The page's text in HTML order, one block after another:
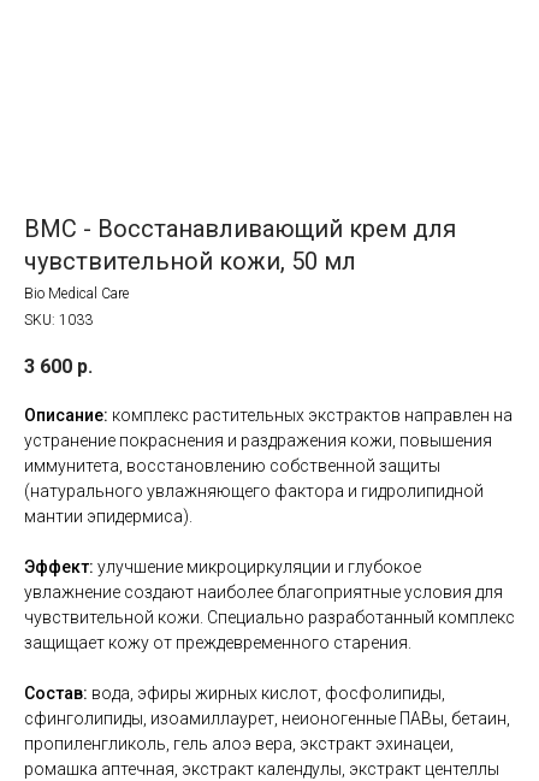
BMC - Восстанавливающий крем для
чувствительной кожи, 50 мл
Bio Medical Care
SKU: 1033
3 600 р.
Описание: комплекс растительных экстрактов направлен на
устранение покраснения и раздражения кожи, повышения
иммунитета, восстановлению собственной защиты
(натурального увлажняющего фактора и гидролипидной
мантии эпидермиса).
Эффект: улучшение микроциркуляции и глубокое
увлажнение создают наиболее благоприятные условия для
чувствительной кожи. Специально разработанный комплекс
защищает кожу от преждевременного старения.
Состав: вода, эфиры жирных кислот, фосфолипиды,
сфинголипиды, изоамиллаурет, неионогенные ПАВы, бетаин,
пропиленгликоль, гель алоэ вера, экстракт эхинацеи,
ромашка аптечная, экстракт календулы, экстракт центеллы